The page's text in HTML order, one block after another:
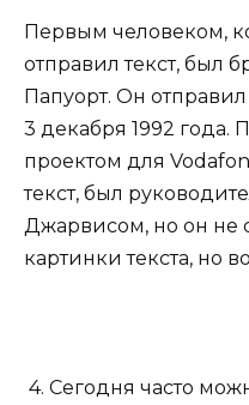
Первым человеком,
отправил текст, был
Папуорт. Он
3 декабря 1992 года.
проектом для
текст, был
Джарвисом, но он не
картинки текста, но
4. Сегодня часто